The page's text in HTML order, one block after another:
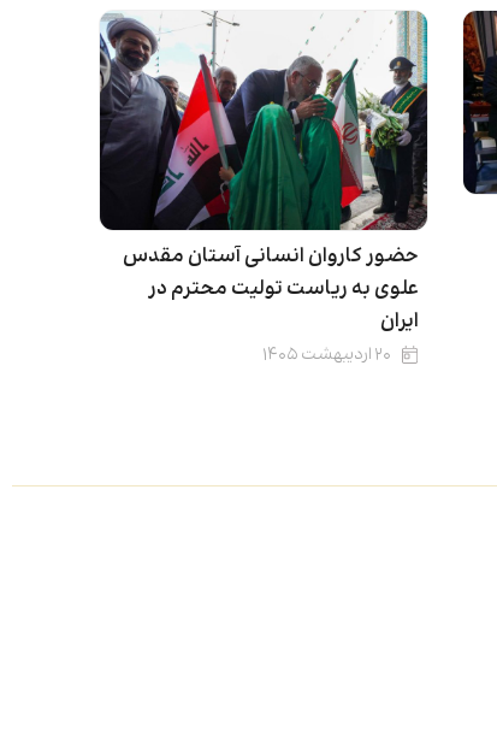
حضور کاروان انسانی آستان مقدس
علوی به ریاست تولیت محترم در
ایران
۲۰ اردیبهشت ۱۴۰۵